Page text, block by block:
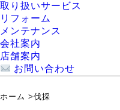
取り扱いサービス
リフォーム
メンテナンス
会社案内
店舗案内
お問い合わせ
ホーム >伐採